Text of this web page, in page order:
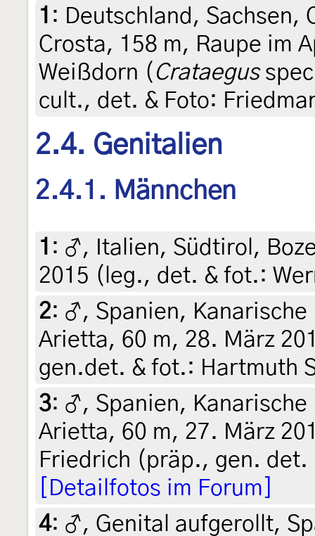
1 : Deutschland, Sachsen,
Crosta, 158 m, Raupe im
Weißdorn ( Crataegus
cult., det. & Foto:
2.4. Genitalien
2.4.1. Männchen
1 : ♂, Italien, Südtirol,
2015 (leg., det. & fot.:
2: ♂, Spanien, Kanarische
Arietta, 60 m, 28. März
gen.det. & fot.: Hartmuth
3: ♂, Spanien, Kanarische
Arietta, 60 m, 27. März
Friedrich (präp., gen.
[Detailfotos im Forum]
4: ♂, Genital aufgerollt,